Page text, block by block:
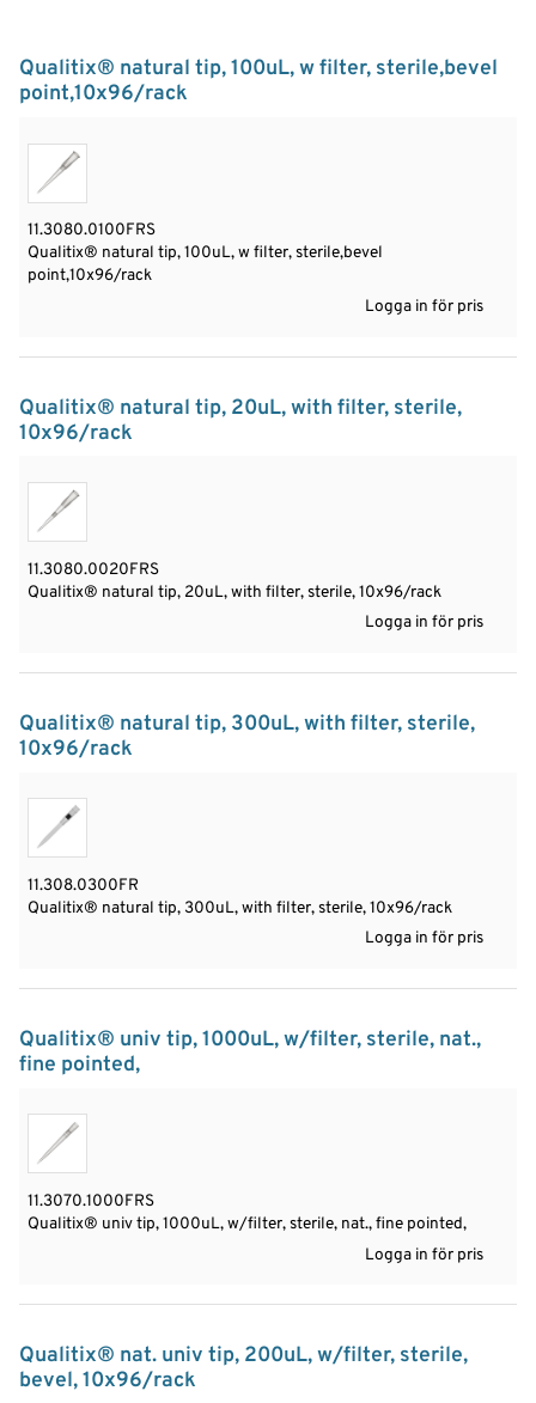
Qualitix® natural tip, 100uL, w filter, sterile,bevel
point,10x96/rack
11.3080.0100FRS
Qualitix® natural tip, 100uL, w filter, sterile,bevel
point,10x96/rack
Logga in för pris
Qualitix® natural tip, 20uL, with filter, sterile,
10x96/rack
11.3080.0020FRS
Qualitix® natural tip, 20uL, with filter, sterile, 10x96/rack
Logga in för pris
Qualitix® natural tip, 300uL, with filter, sterile,
10x96/rack
11.308.0300FR
Qualitix® natural tip, 300uL, with filter, sterile, 10x96/rack
Logga in för pris
Qualitix® univ tip, 1000uL, w/filter, sterile, nat.,
fine pointed,
11.3070.1000FRS
Qualitix® univ tip, 1000uL, w/filter, sterile, nat., fine pointed,
Logga in för pris
Qualitix® nat. univ tip, 200uL, w/filter, sterile,
bevel, 10x96/rack